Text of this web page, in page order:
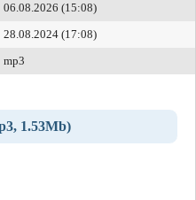
06.08.2026 (15:08)
28.08.2024 (17:08)
mp3
1.53Mb)